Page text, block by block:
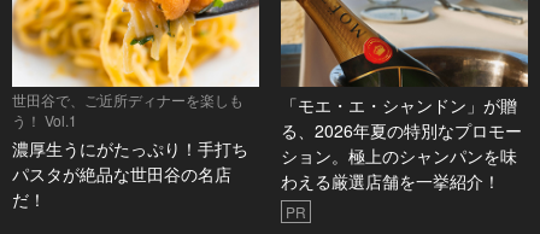
世田谷で、ご近所ディナーを楽しも
う！ Vol.1
濃厚生うにがたっぷり！手打ち
パスタが絶品な世田谷の名店
だ！
「モエ・エ・シャンドン」が贈
る、2026年夏の特別なプロモー
ション。極上のシャンパンを味
わえる厳選店舗を一挙紹介！
PR